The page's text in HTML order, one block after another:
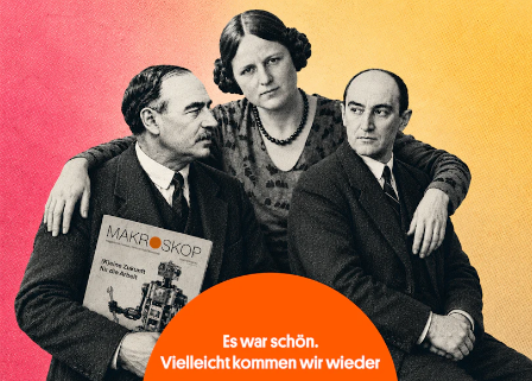
Inhaltsverzeichnis
Nur für Abonnenten
MAKROSKOP analysiert
wirtschaftspolitische
Themen aus einer
postkeynesianischen
Perspektive und ist damit
in Deutschland einzigartig.
MAKROSKOP steht für
das große Ganze. Wir
haben einen Blick auf
Geld, Wirtschaft und
Wir verlassen die
journalistische Filterblase,
in der sich viele
eingerichtet haben. Wir
öffnen Fenster und
bringen frische Luft in die
engen und verstaubten
Debattenräume.
Brauchen Sie auch frische
Luft? Dann folgen Sie